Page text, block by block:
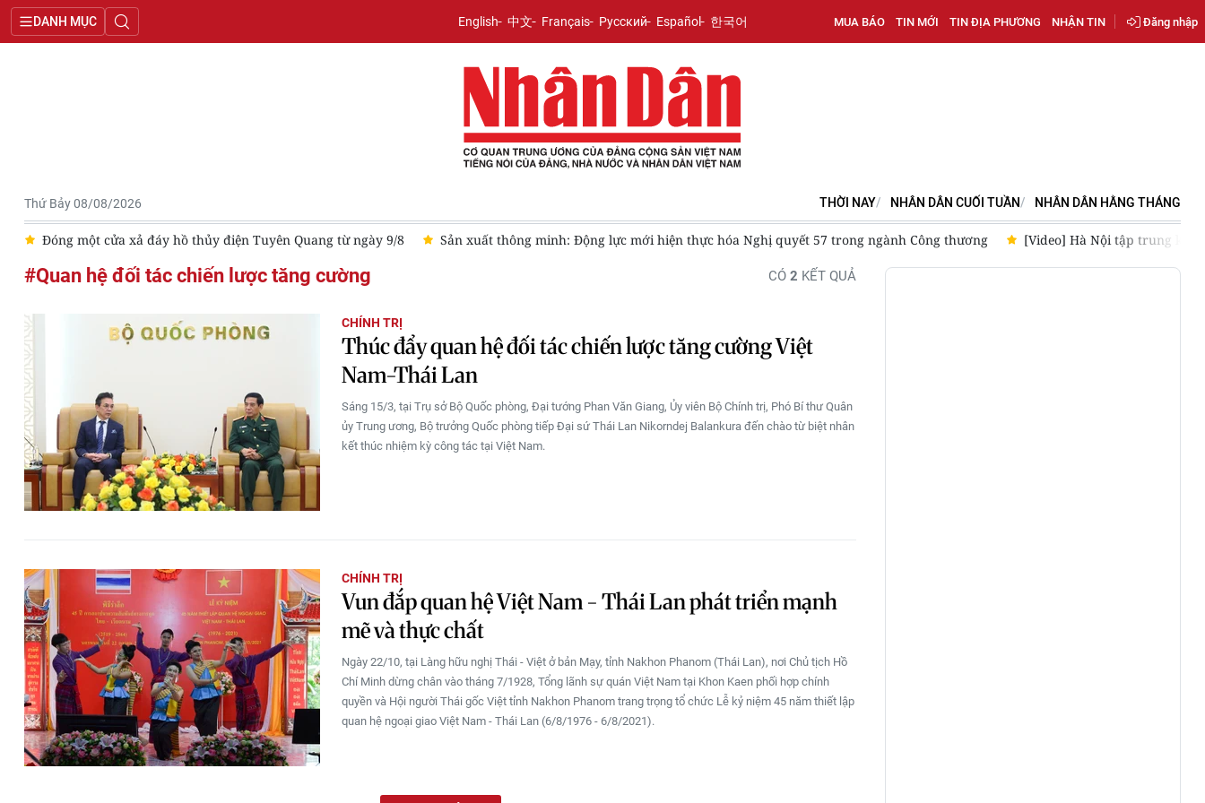
DANH MỤC English 中文 Français Русский Español 한국어 MUA BÁO TIN MỚI TIN ĐỊA PHƯƠNG NHẬN TIN Đăng nhập
Thứ Bảy 08/08/2026 THỜI NAY NHÂN DÂN CUỐI TUẦN NHÂN DÂN HẰNG THÁNG
Đóng một cửa xả đáy hồ thủy điện Tuyên Quang từ ngày 9/8 Sản xuất thông minh: Động lực mới hiện thực hóa Nghị quyết 57 trong ngành Công thương [Video] Hà Nội tập trung
#Quan hệ đối tác chiến lược tăng cường CÓ 2 KẾT QUẢ
CHÍNH TRỊ
Thúc đẩy quan hệ đối tác chiến lược tăng cường Việt
Nam-Thái Lan
Sáng 15/3, tại Trụ sở Bộ Quốc phòng, Đại tướng Phan Văn Giang, Ủy viên Bộ Chính trị, Phó Bí thư Quân
ủy Trung ương, Bộ trưởng Quốc phòng tiếp Đại sứ Thái Lan Nikorndej Balankura đến chào từ biệt nhân
kết thúc nhiệm kỳ công tác tại Việt Nam.
CHÍNH TRỊ
Vun đắp quan hệ Việt Nam - Thái Lan phát triển mạnh
mẽ và thực chất
Ngày 22/10, tại Làng hữu nghị Thái - Việt ở bản Mạy, tỉnh Nakhon Phanom (Thái Lan), nơi Chủ tịch Hồ
Chí Minh dừng chân vào tháng 7/1928, Tổng lãnh sự quán Việt Nam tại Khon Kaen phối hợp chính
quyền và Hội người Thái gốc Việt tỉnh Nakhon Phanom trang trọng tổ chức Lễ kỷ niệm 45 năm thiết lập
quan hệ ngoại giao Việt Nam - Thái Lan (6/8/1976 - 6/8/2021).